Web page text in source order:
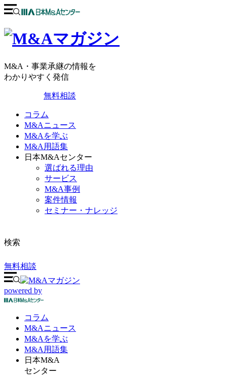
M&A・事業承継の情報を
わかりやすく発信
無料相談
コラム
M&Aニュース
M&Aを学ぶ
M&A用語集
日本M&Aセンター
選ばれる理由
サービス
M&A事例
案件情報
セミナー・ナレッジ
検索
無料相談
powered by
コラム
M&Aニュース
M&Aを学ぶ
M&A 用語集
日本M&A
センター